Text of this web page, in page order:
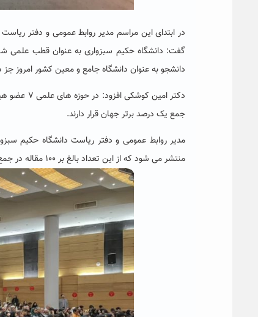
در ابتدای این مراسم مدیر روابط عمومی و دفتر
دانشجو به عنوان دانشگاه جامع و معین کشور امروز
دکتر
جمع یک درصد برتر جهان قرار دارند.
منتشر می شود که از این تعداد بالغ بر ۱۰۰ مقاله در جمع ده درصد نشریات برتر جهان هستند.